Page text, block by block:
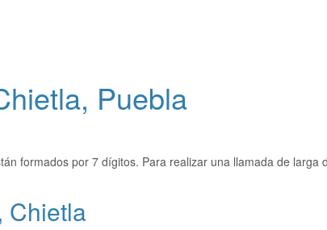
Puebla
formados por 7 dígitos. Para realizar una llamada de larga
Chietla